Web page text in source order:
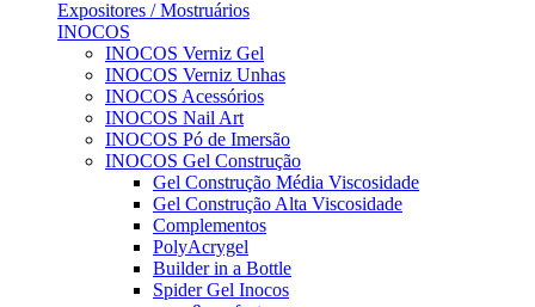
Expositores / Mostruários
INOCOS
INOCOS Verniz Gel
INOCOS Verniz Unhas
INOCOS Acessórios
INOCOS Nail Art
INOCOS Pó de Imersão
INOCOS Gel Construção
Gel Construção Média Viscosidade
Gel Construção Alta Viscosidade
Complementos
PolyAcrygel
Builder in a Bottle
Spider Gel Inocos